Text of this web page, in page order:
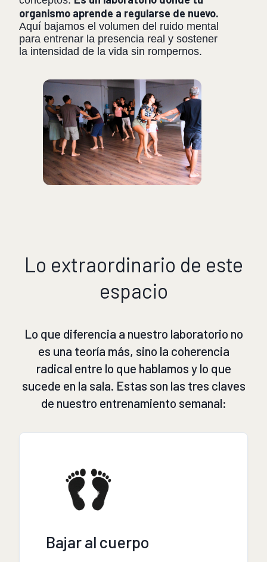
organismo aprende a regularse de nuevo.
Aquí bajamos el volumen del ruido mental
para entrenar la presencia real y sostener
la intensidad de la vida sin rompernos.
Lo extraordinario de este
espacio
Lo que diferencia a nuestro laboratorio no
es una teoría más, sino la coherencia
radical entre lo que hablamos y lo que
sucede en la sala. Estas son las tres claves
de nuestro entrenamiento semanal:
Bajar al cuerpo